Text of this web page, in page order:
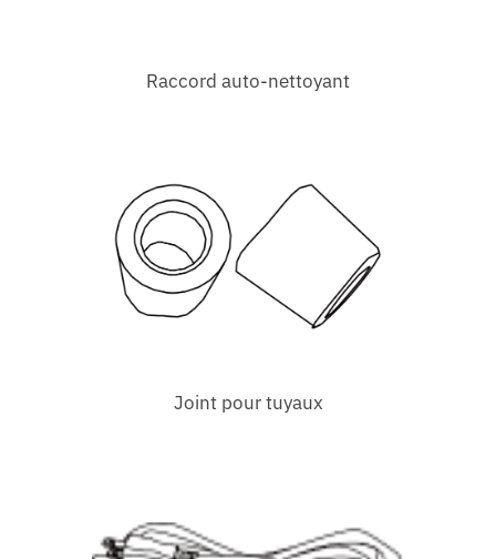
Raccord auto-nettoyant
Joint pour tuyaux